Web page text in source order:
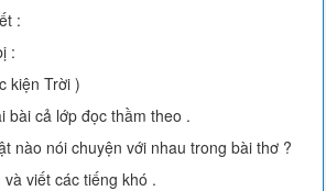
:
:
kiện Trời )
bài cả lớp đọc thầm theo .
nào nói chuyện với nhau trong bài thơ ?
viết các tiếng khó .